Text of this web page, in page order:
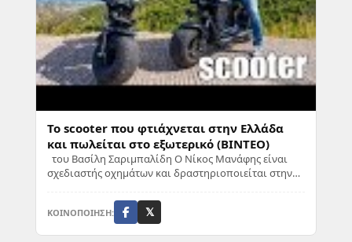
Το scooter που φτιάχνεται στην Ελλάδα
και πωλείται στο εξωτερικό (ΒΙΝΤΕΟ)
του Βασίλη Σαριμπαλίδη Ο Νίκος Μανάφης είναι
σχεδιαστής οχημάτων και δραστηριοποιείται στην
ΚΟΙΝΟΠΟΙΗΣΗ: 𝕏